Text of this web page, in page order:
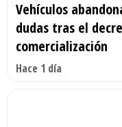
Vehículos
dudas tras el
comercialización
Hace 1 día